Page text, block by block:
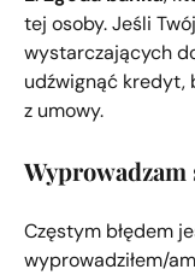
tej osoby. Jeśli
wystarczających
udźwignąć kredyt,
z umowy.
Wyprowadzam
Częstym błędem
wyprowadziłem/